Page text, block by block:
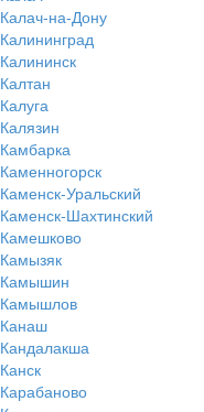
Калач-на-Дону
Калининград
Калининск
Калтан
Калуга
Калязин
Камбарка
Каменногорск
Каменск-Уральский
Каменск-Шахтинский
Камешково
Камызяк
Камышин
Камышлов
Канаш
Кандалакша
Канск
Карабаново